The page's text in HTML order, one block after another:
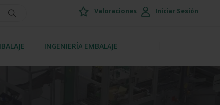
Valoraciones Iniciar Sesión
INGENIERÍA EMBALAJE